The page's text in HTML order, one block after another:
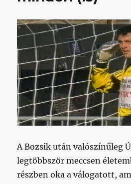
A Bozsik után valószínűleg
legtöbbször meccsen
részben oka a válogatott,